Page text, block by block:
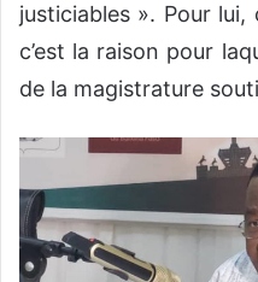
justiciables ». Pour lui,
c’est la raison pour
de la magistrature